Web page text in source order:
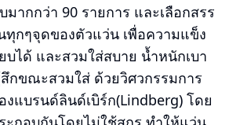
มากกว่า 90 รายการ และเลือกสรร
กๆจุดของตัวแว่น เพื่อความแข็ง
บได้ และสวมใส่สบาย น้ำหนักเบา
กขณะสวมใส่ ด้วยวิศวกรรมการ
แบรนด์ลินด์เบิร์ก(Lindberg) โดย